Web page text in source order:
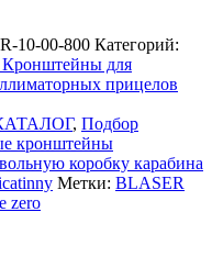
10-00-800 Категорий:
для
прицелов
, Подбор
кронштейны
коробку карабина
Метки: BLASER
zero